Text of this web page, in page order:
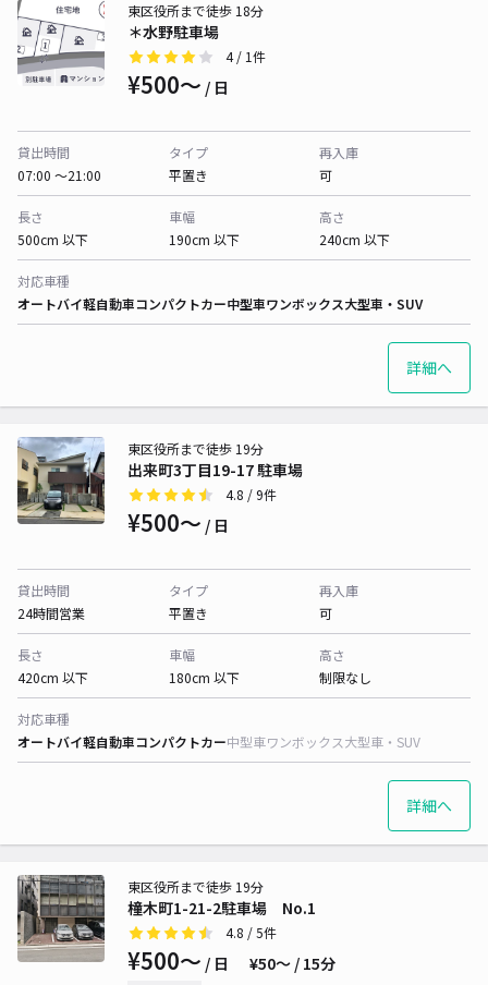
＊水野駐車場
東区役所まで徒歩 18分
4/ 1件
¥500〜 / 日
貸出時間
07:00 〜21:00
タイプ
平置き
再入庫
可
長さ
500cm 以下
車幅
190cm 以下
高さ
240cm 以下
対応車種
オートバイ軽自動車コンパクトカー中型車ワンボックス大型車・SUV
詳細へ
出来町3丁目19-17 駐車場
東区役所まで徒歩 19分
4.8 / 9件
¥500〜 / 日
貸出時間
24時間営業
タイプ
平置き
再入庫
可
長さ
420cm 以下
車幅
180cm 以下
高さ
制限なし
対応車種
オートバイ軽自動車コンパクトカー中型車ワンボックス大型車・SUV
詳細へ
橦木町1-21-2駐車場 No.1
東区役所まで徒歩 19分
4.8 / 5件
¥500〜 / 日 ¥50〜 / 15分